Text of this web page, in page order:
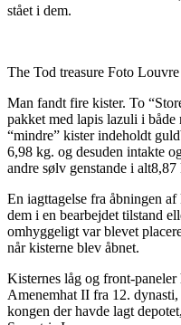
stået i dem.
The Tod treasure Foto
Man fandt fire kister. To
pakket med lapis lazuli i
“mindre” kister indeholdt
6,98 kg. og desuden intakte
andre sølv genstande i alt8,87
En iagttagelse fra åbningen
dem i en bearbejdet tilstand
omhyggeligt var blevet
når kisterne blev åbnet.
Kisternes låg og front-
Amenemhat II fra 12.
kongen der havde lagt